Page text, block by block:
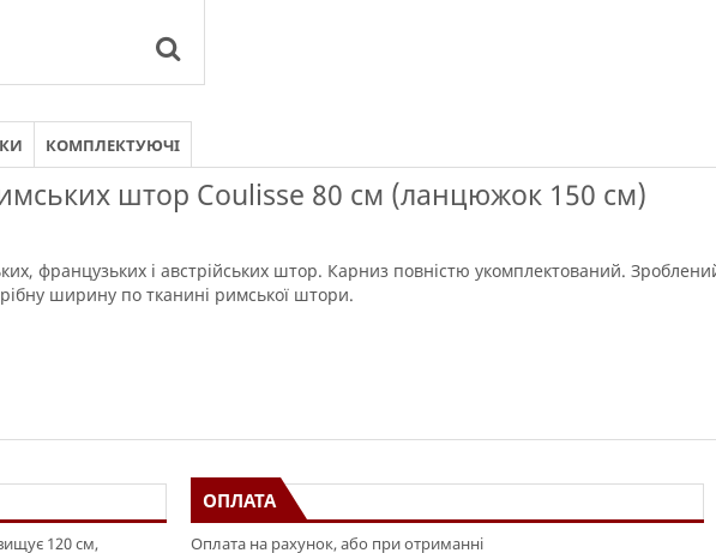
КОМПЛЕКТУЮЧІ
штор Coulisse 80 см (ланцюжок 150 см)
, французьких і австрійських штор. Карниз повністю укомплектований.
ширину по тканині римської штори.
120 см,
ОПЛАТА
Оплата на рахунок, або при отриманні